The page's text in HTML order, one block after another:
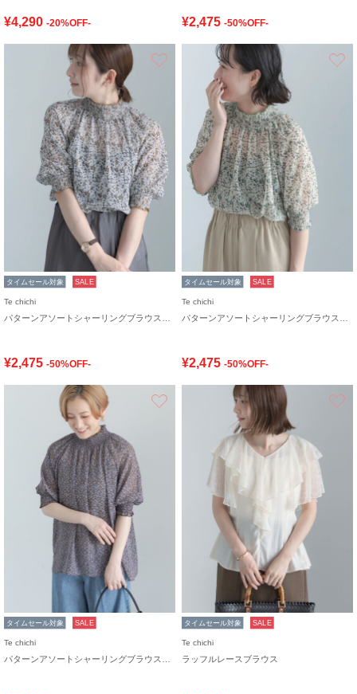
¥4,290 -20%OFF- ¥2,475 -50%OFF-
お気に入り
タイムセール対象 SALE
Te chichi
¥2,475 -50%OFF-
タイムセール対象 SALE
Te chichi
¥2,475 -50%OFF-
タイムセール対象 SALE
Te chichi
タイムセール対象 SALE
Te chichi
ラッフルレースブラウス